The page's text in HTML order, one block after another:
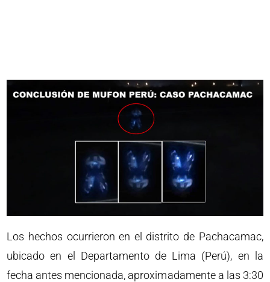
Los hechos ocurrieron en el distrito de Pachacamac,
ubicado en el Departamento de Lima (Perú), en la
fecha antes mencionada, aproximadamente a las 3:30